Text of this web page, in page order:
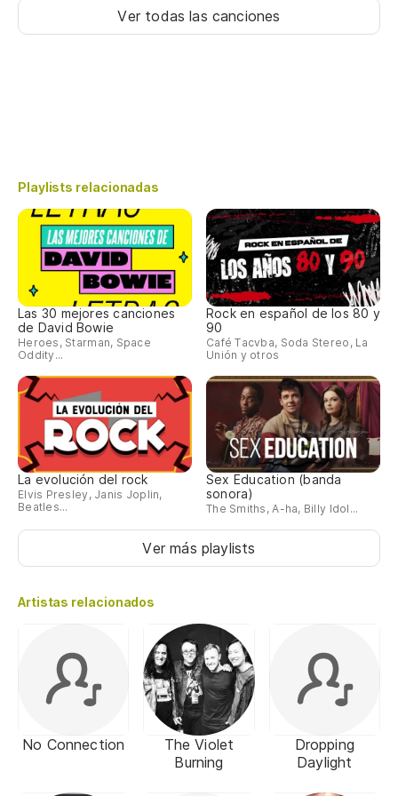
Ver todas las canciones
Playlists relacionadas
Las 30 mejores canciones
de David Bowie
Heroes, Starman, Space
Oddity...
Rock en español de los 80 y
90
Café Tacvba, Soda Stereo, La
Unión y otros
La evolución del rock
Elvis Presley, Janis Joplin,
Beatles...
Sex Education (banda
sonora)
The Smiths, A-ha, Billy Idol...
Ver más playlists
Artistas relacionados
No Connection
The Violet
Burning
Dropping
Daylight